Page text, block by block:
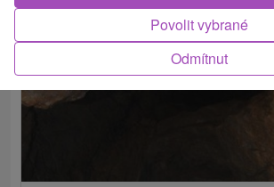
Odmítnut
Povolit vybrané